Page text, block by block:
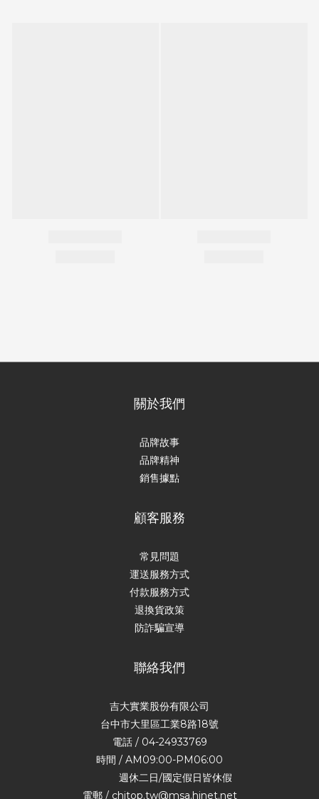
關於我們
品牌故事
品牌精神
銷售據點
顧客服務
常見問題
運送服務方式
付款服務方式
退換貨政策
防詐騙宣導
聯絡我們
吉大實業股份有限公司
台中市大里區工業8路18號
電話 / 04-24933769
時間 / AM09:00-PM06:00
週休二日/國定假日皆休假
電郵 / chitop.tw@msa.hinet.net